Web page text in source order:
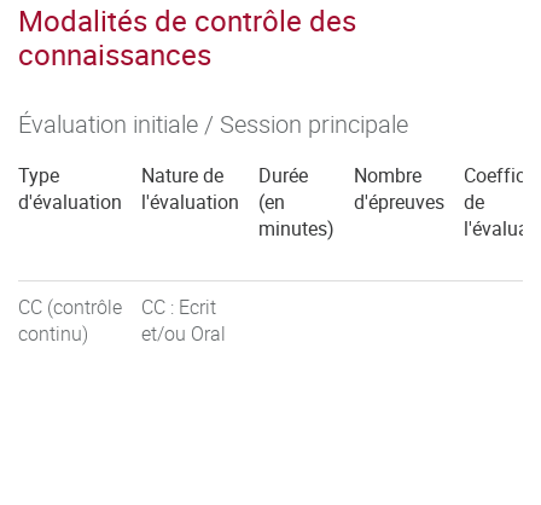
Modalités de contrôle des
connaissances
Évaluation initiale / Session principale
Type
d'évaluation
Nature de
l'évaluation
Durée
(en
minutes)
Nombre
d'épreuves
de
CC (contrôle
continu)
CC : Ecrit
et/ou Oral